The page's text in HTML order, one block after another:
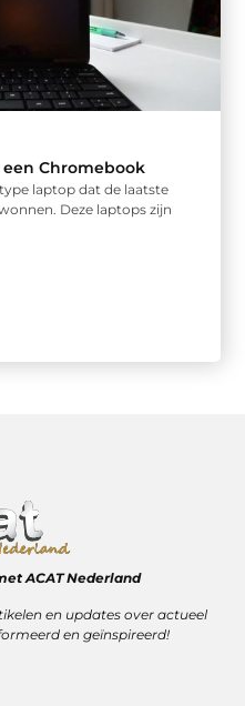
Chromebook
laptop dat de laatste
Deze laptops zijn
ACAT Nederland
en updates over actueel
en geïnspireerd!